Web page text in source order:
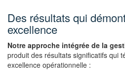
Des résultats qui
excellence
Notre approche intégrée de la
produit des résultats significatifs qui
excellence opérationnelle :